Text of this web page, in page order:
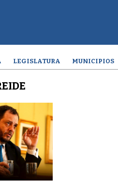
LEGISLATURA MUNICIPIOS